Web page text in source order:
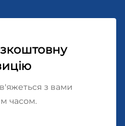
з вами
часом.